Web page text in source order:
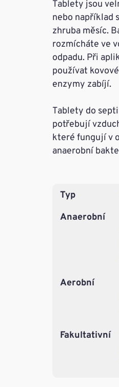
Tablety jsou
nebo například
zhruba měsíc.
rozmícháte ve
odpadu. Při
používat
enzymy zabíjí.
Tablety do
potřebují
které fungují v
anaerobní
Typ
Anaerobní
Aerobní
Fakultativní